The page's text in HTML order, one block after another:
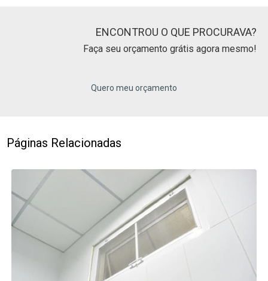
ENCONTROU O QUE PROCURAVA?
Faça seu orçamento grátis agora mesmo!
Quero meu orçamento
Páginas Relacionadas